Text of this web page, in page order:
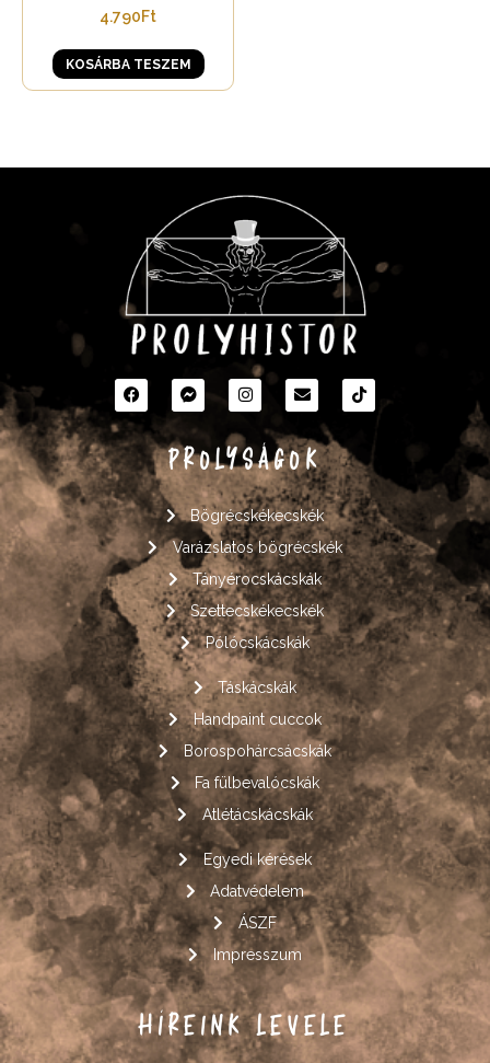
4.790Ft
KOSÁRBA TESZEM
PROLYSÁGOK
Bögrécskékecskék
Varázslatos bögrécskék
Tányérocskácskák
Szettecskékecskék
Pólócskácskák
Táskácskák
Handpaint cuccok
Borospohárcsácskák
Fa fülbevalócskák
Atlétácskácskák
Egyedi kérések
Adatvédelem
ÁSZF
Impresszum
HÍREINK LEVELE